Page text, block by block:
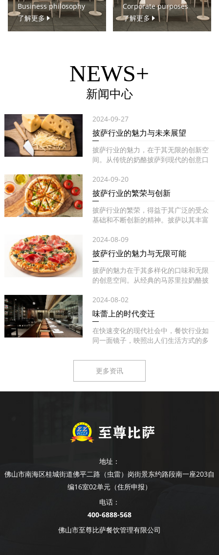
Business philosophy
了解更多
Corporate purposes
了解更多
NEWS+
新闻中心
2024-09-27
披萨行业的魅力与未来展望
披萨行业的魅力，在于其无限的创新空
间。从传统的奶酪披萨到现代的创意口
2024-09-20
披萨行业的繁荣与创新
披萨行业的繁荣，得益于其广泛的受众
基础和不断创新的精神。披萨以其丰富
2024-08-09
披萨行业的魅力与无限可能
披萨的魅力在于其多样化的口味和无限
的创意空间。从经典的马苏里拉奶酪披
2024-08-02
味蕾上的时代变迁
在快速变化的现代社会中，餐饮行业如
同一面镜子，映照出人们生活方式的多
更多资讯
地址：
佛山市南海区桂城街道佛平二路（虫雷）岗街景东约路段南一座203自
编16室02单元（住所申报）
电话：
400-6888-568
佛山市至尊比萨餐饮管理有限公司